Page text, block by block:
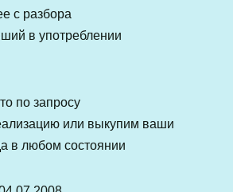
с разбора
в употреблении
по запросу
или выкупим ваши
в любом состоянии